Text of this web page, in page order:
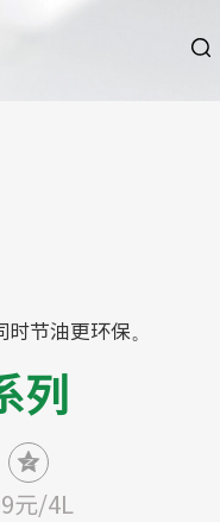
会相关行业
节油更环保。
列
元/4L